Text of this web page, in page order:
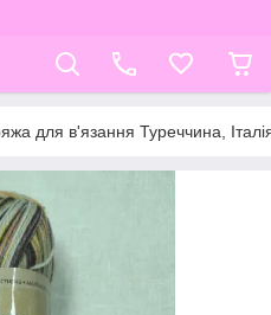
для в'язання Туреччина,